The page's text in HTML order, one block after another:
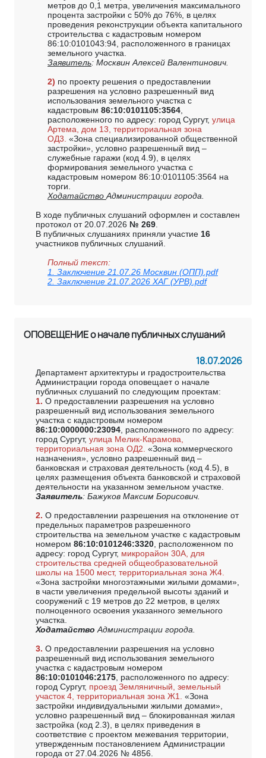
метров до 0,1 метра, увеличения максимального
процента застройки с 50% до 76%, в целях
проведения реконструкции объекта капитального
строительства с кадастровым номером
86:10:0101043:94, расположенного в границах
земельного участка.
Заявитель: Москвин Алексей Валентинович.
2) по проекту решения о предоставлении
разрешения на условно разрешенный вид
использования земельного участка с
кадастровым 86:10:0101105:3564,
расположенного по адресу: город Сургут, улица
Артема, дом 13, территориальная зона
ОД3. «Зона специализированной общественной
застройки», условно разрешенный вид –
служебные гаражи (код 4.9), в целях
формирования земельного участка с
кадастровым номером 86:10:0101105:3564 на
торги.
ХодатайствоАдминистрации города.
В ходе публичных слушаний оформлен и составлен
протокол от 20.07.2026 № 269.
В публичных слушаниях приняли участие 16
участников публичных слушаний.
Полный текст:
1. Заключение 21.07.26 Москвин (ОПП).pdf
2. Заключение 21.07.2026 ХАГ (УРВ).pdf
ОПОВЕЩЕНИЕ о начале публичных слушаний
18.07.2026
Департамент архитектуры и градостроительства
Администрации города оповещает о начале
публичных слушаний по следующим проектам:
1. О предоставлении разрешения на условно
разрешенный вид использования земельного
участка с кадастровым номером
86:10:0000000:23094, расположенного по адресу:
город Сургут, улица Мелик-Карамова,
территориальная зона ОД2. «Зона коммерческого
назначения», условно разрешенный вид –
банковская и страховая деятельность (код 4.5), в
целях размещения объекта банковской и страховой
деятельности на указанном земельном участке.
Заявитель: Бажуков Максим Борисович.
2. О предоставлении разрешения на отклонение от
предельных параметров разрешенного
строительства на земельном участке с кадастровым
номером 86:10:0101246:3320, расположенном по
адресу: город Сургут, микрорайон 30А, для
строительства средней общеобразовательной
школы на 1500 мест, территориальная зона Ж4.
«Зона застройки многоэтажными жилыми домами»,
в части увеличения предельной высоты зданий и
сооружений с 19 метров до 22 метров, в целях
полноценного освоения указанного земельного
участка.
ХодатайствоАдминистрации города.
3. О предоставлении разрешения на условно
разрешенный вид использования земельного
участка с кадастровым номером
86:10:0101046:2175, расположенного по адресу:
город Сургут, проезд Земляничный, земельный
участок 4, территориальная зона Ж1. «Зона
застройки индивидуальными жилыми домами»,
условно разрешенный вид – блокированная жилая
застройка (код 2.3), в целях приведения в
соответствие с проектом межевания территории,
утвержденным постановлением Администрации
города от 27.04.2026 № 4856.